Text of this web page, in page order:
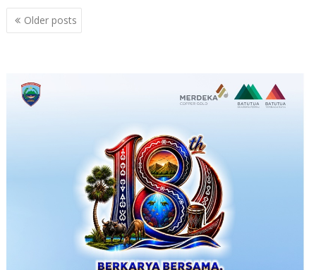
Posts
navigation
Older posts